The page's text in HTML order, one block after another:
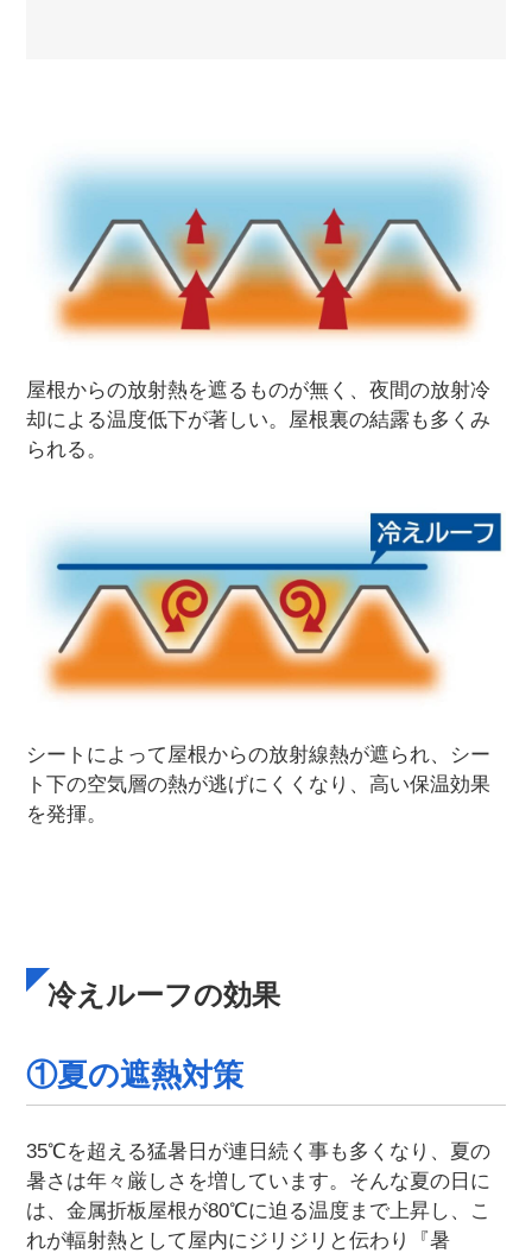
屋根からの放射熱を遮るものが無く、夜間の放射冷
却による温度低下が著しい。屋根裏の結露も多くみ
られる。
シートによって屋根からの放射線熱が遮られ、シー
ト下の空気層の熱が逃げにくくなり、高い保温効果
を発揮。
冷えルーフの効果
①夏の遮熱対策
35℃を超える猛暑日が連日続く事も多くなり、夏の
暑さは年々厳しさを増しています。そんな夏の日に
は、金属折板屋根が80℃に迫る温度まで上昇し、こ
れが輻射熱として屋内にジリジリと伝わり『暑